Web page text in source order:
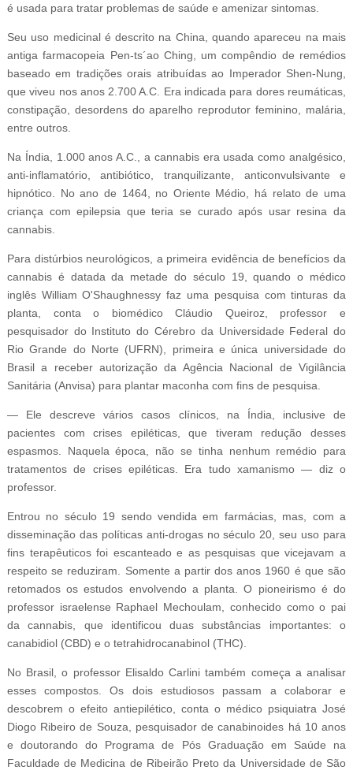
é usada para tratar problemas de saúde e amenizar sintomas.
Seu uso medicinal é descrito na China, quando apareceu na mais
antiga farmacopeia Pen-ts´ao Ching, um compêndio de remédios
baseado em tradições orais atribuídas ao Imperador Shen-Nung,
que viveu nos anos 2.700 A.C. Era indicada para dores reumáticas,
constipação, desordens do aparelho reprodutor feminino, malária,
entre outros.
Na Índia, 1.000 anos A.C., a cannabis era usada como analgésico,
anti-inflamatório, antibiótico, tranquilizante, anticonvulsivante e
hipnótico. No ano de 1464, no Oriente Médio, há relato de uma
criança com epilepsia que teria se curado após usar resina da
cannabis.
Para distúrbios neurológicos, a primeira evidência de benefícios da
cannabis é datada da metade do século 19, quando o médico
inglês William O'Shaughnessy faz uma pesquisa com tinturas da
planta, conta o biomédico Cláudio Queiroz, professor e
pesquisador do Instituto do Cérebro da Universidade Federal do
Rio Grande do Norte (UFRN), primeira e única universidade do
Brasil a receber autorização da Agência Nacional de Vigilância
Sanitária (Anvisa) para plantar maconha com fins de pesquisa.
— Ele descreve vários casos clínicos, na Índia, inclusive de
pacientes com crises epiléticas, que tiveram redução desses
espasmos. Naquela época, não se tinha nenhum remédio para
tratamentos de crises epiléticas. Era tudo xamanismo — diz o
professor.
Entrou no século 19 sendo vendida em farmácias, mas, com a
disseminação das políticas anti-drogas no século 20, seu uso para
fins terapêuticos foi escanteado e as pesquisas que vicejavam a
respeito se reduziram. Somente a partir dos anos 1960 é que são
retomados os estudos envolvendo a planta. O pioneirismo é do
professor israelense Raphael Mechoulam, conhecido como o pai
da cannabis, que identificou duas substâncias importantes: o
canabidiol (CBD) e o tetrahidrocanabinol (THC).
No Brasil, o professor Elisaldo Carlini também começa a analisar
esses compostos. Os dois estudiosos passam a colaborar e
descobrem o efeito antiepilético, conta o médico psiquiatra José
Diogo Ribeiro de Souza, pesquisador de canabinoides há 10 anos
e doutorando do Programa de Pós Graduação em Saúde na
Faculdade de Medicina de Ribeirão Preto da Universidade de São